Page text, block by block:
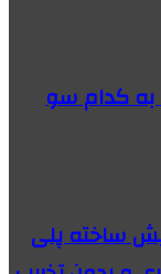
به کدام سو
ساخته پلی